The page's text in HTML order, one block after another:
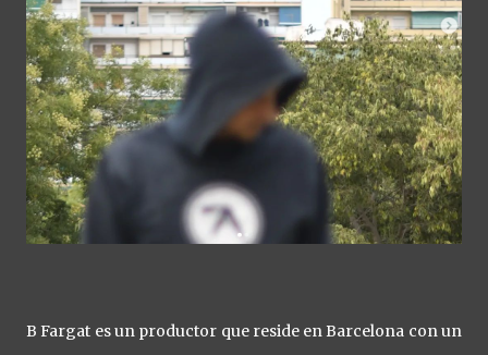
B Fargat es un productor que reside en Barcelona con un